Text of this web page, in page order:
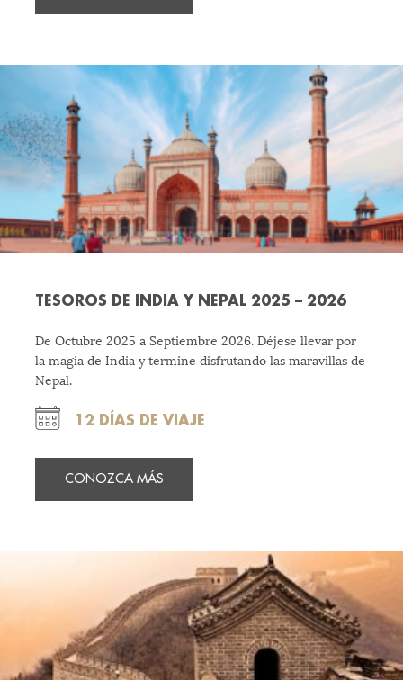
TESOROS DE INDIA Y NEPAL 2025 – 2026
De Octubre 2025 a Septiembre 2026. Déjese llevar por
la magia de India y termine disfrutando las maravillas de
Nepal.
12 DÍAS DE VIAJE
CONOZCA MÁS